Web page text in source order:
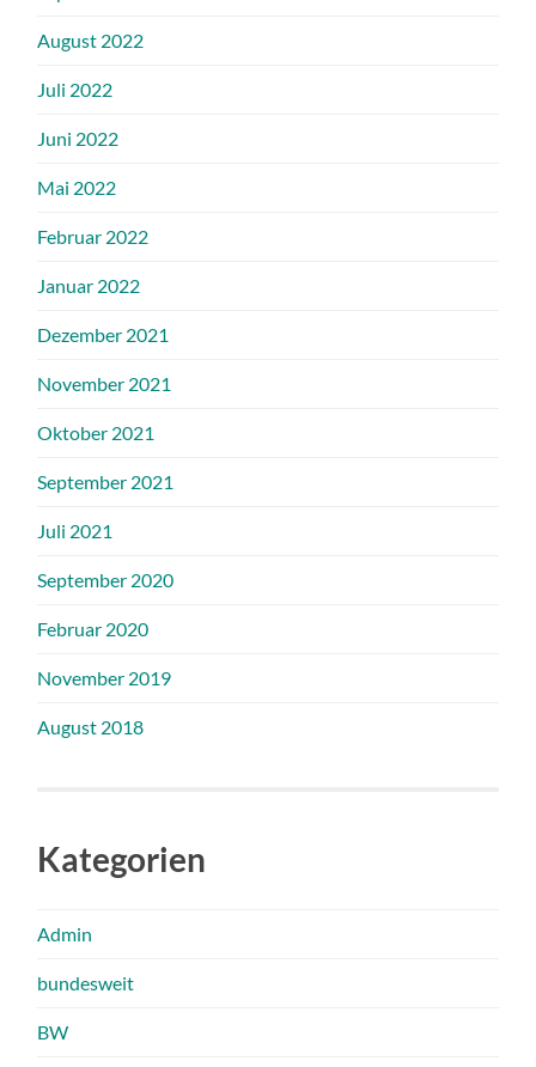
August 2022
Juli 2022
Juni 2022
Mai 2022
Februar 2022
Januar 2022
Dezember 2021
November 2021
Oktober 2021
September 2021
Juli 2021
September 2020
Februar 2020
November 2019
August 2018
Kategorien
Admin
bundesweit
BW